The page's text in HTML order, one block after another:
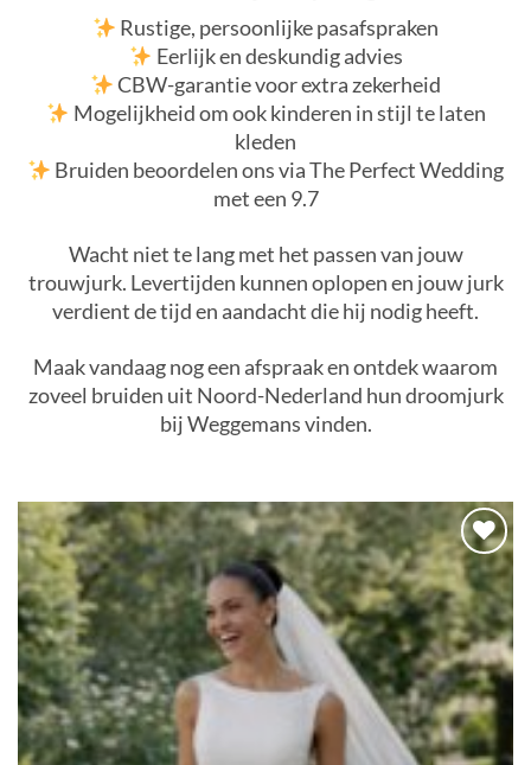
Rustige, persoonlijke pasafspraken
Eerlijk en deskundig advies
CBW-garantie voor extra zekerheid
Mogelijkheid om ook kinderen in stijl te laten
kleden
Bruiden beoordelen ons via The Perfect Wedding
met een 9.7
Wacht niet te lang met het passen van jouw
trouwjurk. Levertijden kunnen oplopen en jouw jurk
verdient de tijd en aandacht die hij nodig heeft.
Maak vandaag nog een afspraak en ontdek waarom
zoveel bruiden uit Noord-Nederland hun droomjurk
bij Weggemans vinden.
Toevoegen
aan